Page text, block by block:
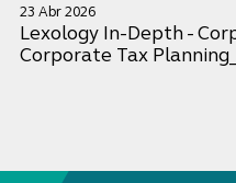
23 Abr 2026
Lexology In-Depth -
Corporate Tax